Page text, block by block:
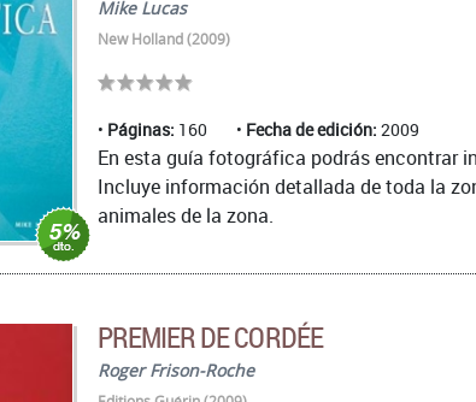
Mike Lucas
New Holland (2009)
Páginas: 160 Fecha de edición: 2009
En esta guía fotográfica podrás encontrar
Incluye información detallada de toda la
animales de la zona.
PREMIER DE CORDÉE
Roger Frison-Roche